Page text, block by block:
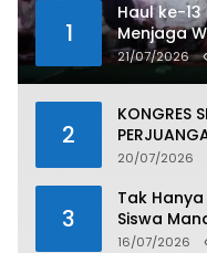
1
Haul ke-
Menjaga
21/07/2026
2
KONGRES
20/07/2026
3
Tak
Siswa
16/07/2026